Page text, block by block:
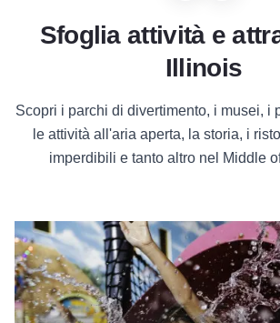
Sfoglia attività e
Illinois
Scopri i parchi di divertimento, i musei, i
le attività all'aria aperta, la storia, i
imperdibili e tanto altro nel Middle
Attrazioni